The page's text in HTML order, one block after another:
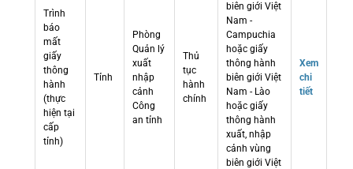
Trình
báo
mất
giấy
thông
hành
(thực
hiện tại
cấp
tỉnh)
Tỉnh
Phòng
Quản lý
xuất
nhập
cảnh
Công
an tỉnh
Thủ
tục
hành
chính
biên giới Việt
Nam -
Campuchia
hoặc giấy
thông hành
biên giới Việt
Nam - Lào
hoặc giấy
thông hành
xuất, nhập
cảnh vùng
biên giới Việt
Xem
chi
tiết